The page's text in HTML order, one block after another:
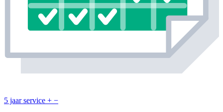
5 jaar service + −